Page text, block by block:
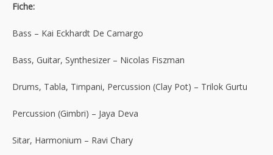
Fiche:
Bass – Kai Eckhardt De Camargo
Bass, Guitar, Synthesizer – Nicolas Fiszman
Drums, Tabla, Timpani, Percussion (Clay Pot) – Trilok Gurtu
Percussion (Gimbri) – Jaya Deva
Sitar, Harmonium – Ravi Chary